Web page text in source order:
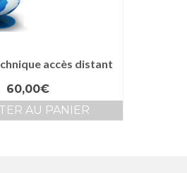
accès distant
60,00€
AU PANIER